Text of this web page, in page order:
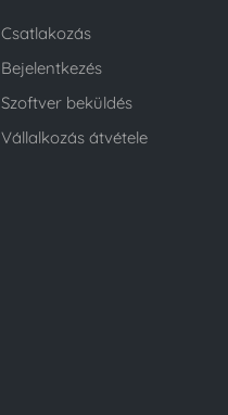
Csatlakozás
Bejelentkezés
Szoftver beküldés
Vállalkozás átvétele